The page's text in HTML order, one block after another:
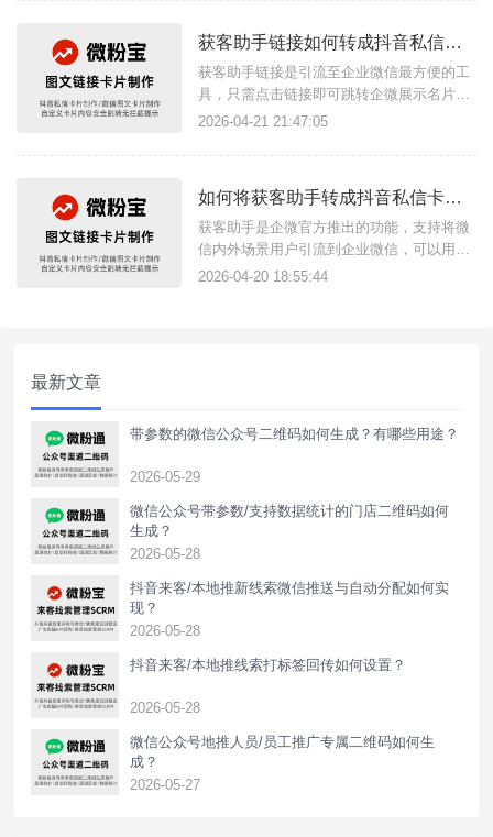
群聊场景常常通过分享私信卡片链接来提高
容丰富，可以是产品、个人名片或活动推广
入口等。如何将小程序转成抖音私信
获客助手链接如何转成抖音私信卡片实现引流加粉？
获客助手链接是引流至企业微信最方便的工
具，只需点击链接即可跳转企微展示名片信
息并添加好友，抖音私信分享链接常常点击
接信息的推广方式可以大大提升转化效率，
接转换成私信卡片使用。操作方法如下：首
先，进入网站后台注册账号登录进
2026-04-21 21:47:05
如何将获客助手转成抖音私信卡片实现加粉引流？
获客助手是企微官方推出的功能，支持将微
信内外场景用户引流到企业微信，可以用于
短视频、搜索引擎等平台、app，在抖音私
2026-04-20 18:55:44
最新文章
带参数的微信公众号二维码如何生成？有哪些用途？
2026-05-29
微信公众号带参数/支持数据统计的门店二维码如何
生成？
2026-05-28
抖音来客/本地推新线索微信推送与自动分配如何实
现？
2026-05-28
抖音来客/本地推线索打标签回传如何设置？
2026-05-28
‌微信公众号地推人员/员工推广专属二维码如何生
成？
2026-05-27